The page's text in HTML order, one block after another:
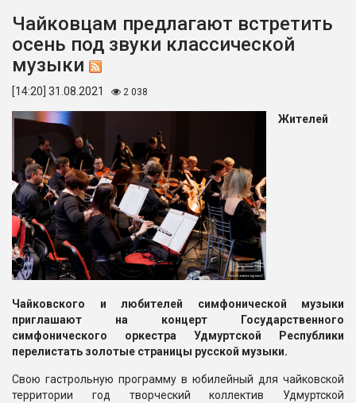
Чайковцам предлагают встретить
осень под звуки классической
музыки
[14:20] 31.08.2021 2 038
Жителей
Чайковского и любителей симфонической музыки
приглашают на концерт Государственного
симфонического оркестра Удмуртской Республики
перелистать золотые страницы русской музыки.
Свою гастрольную программу в юбилейный для чайковской
территории год творческий коллектив Удмуртской